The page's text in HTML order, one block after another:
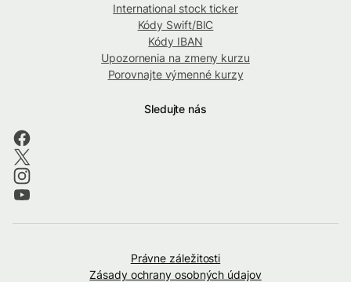
International stock ticker
Kódy Swift/BIC
Kódy IBAN
Upozornenia na zmeny kurzu
Porovnajte výmenné kurzy
Sledujte nás
Právne záležitosti
Zásady ochrany osobných údajov